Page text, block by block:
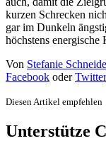
kurzen Schrecken
gar im Dunkeln
höchstens energische
Von Stefanie
Facebook oderTwitter
Diesen Artikel empfehlen
Unterstütze